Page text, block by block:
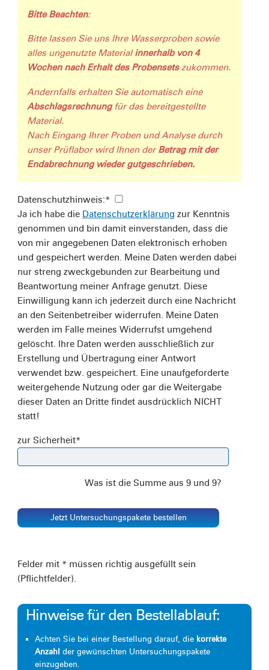
Bitte Beachten:
Bitte lassen Sie uns Ihre Wasserproben sowie
alles ungenutzte Materialinnerhalb von 4
Wochen nach Erhalt des Probensetszukommen.
Andernfalls erhalten Sie automatisch eine
Abschlagsrechnungfür das bereitgestellte
Material.
Nach Eingang Ihrer Proben und Analyse durch
unser Prüflabor wird Ihnen derBetrag mit der
Endabrechnung wieder gutgeschrieben.
Datenschutzhinweis:*
Ja ich habe die Datenschutzerklärung zur Kenntnis
genommen und bin damit einverstanden, dass die
von mir angegebenen Daten elektronisch erhoben
und gespeichert werden. Meine Daten werden dabei
nur streng zweckgebunden zur Bearbeitung und
Beantwortung meiner Anfrage genutzt. Diese
Einwilligung kann ich jederzeit durch eine Nachricht
an den Seitenbetreiber widerrufen. Meine Daten
werden im Falle meines Widerrufst umgehend
gelöscht. Ihre Daten werden ausschließlich zur
Erstellung und Übertragung einer Antwort
verwendet bzw. gespeichert. Eine unaufgeforderte
weitergehende Nutzung oder gar die Weitergabe
dieser Daten an Dritte findet ausdrücklich NICHT
statt!
zur Sicherheit*
Was ist die Summe aus 9 und 9?
Jetzt Untersuchungspakete bestellen
Felder mit * müssen richtig ausgefüllt sein
(Pflichtfelder).
Hinweise für den Bestellablauf:
Achten Sie bei einer Bestellung darauf, die korrekte
Anzahl der gewünschten Untersuchungspakete
einzugeben.